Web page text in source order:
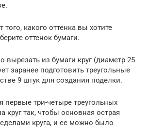
того, какого оттенка вы хотите
оттенок бумаги.
вырезать из бумаги круг (диаметр 25
заранее подготовить треугольные
9 штук для создания поделки.
три-четыре треугольных
круг так, чтобы основная острая
круга, и ее можно было